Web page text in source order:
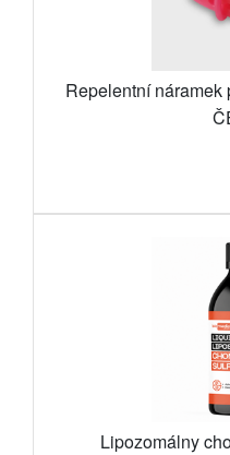
Repelentní náramek
Lipozomálny